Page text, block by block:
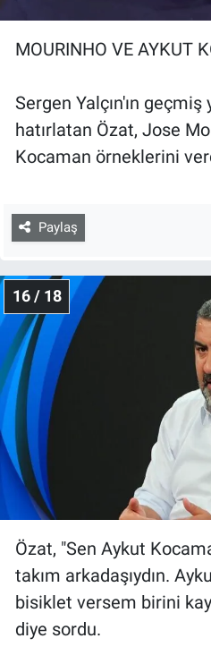
MOURINHO VE AYKUT
Sergen Yalçın'ın geçmiş
hatırlatan Özat, Jose
Kocaman örneklerini
Paylaş
16 / 18
Özat, "Sen Aykut
takım arkadaşıydın.
bisiklet versem birini
diye sordu.